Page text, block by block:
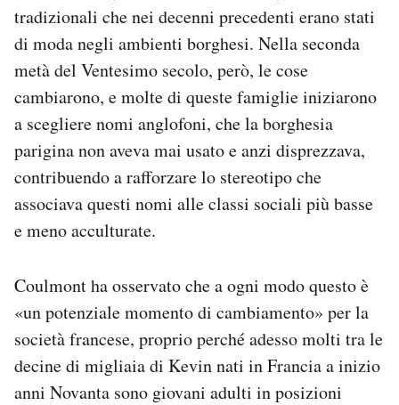
tradizionali che nei decenni precedenti erano stati
di moda negli ambienti borghesi. Nella seconda
metà del Ventesimo secolo, però, le cose
cambiarono, e molte di queste famiglie iniziarono
a scegliere nomi anglofoni, che la borghesia
parigina non aveva mai usato e anzi disprezzava,
contribuendo a rafforzare lo stereotipo che
associava questi nomi alle classi sociali più basse
e meno acculturate.
Coulmont ha osservato che a ogni modo questo è
«un potenziale momento di cambiamento» per la
società francese, proprio perché adesso molti tra le
decine di migliaia di Kevin nati in Francia a inizio
anni Novanta sono giovani adulti in posizioni